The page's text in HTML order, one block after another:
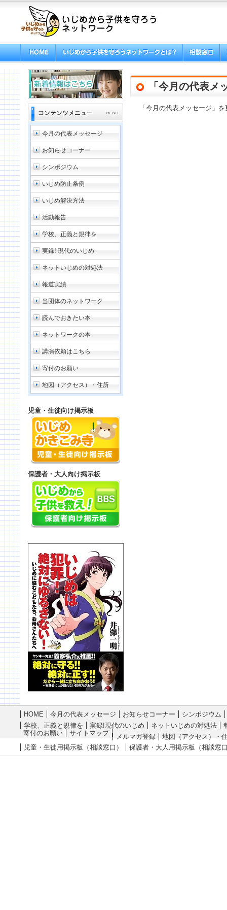
今月の代表メッセージ
お知らせコーナー
シンポジウム
いじめ防止条例
いじめ解決方法
活動報告
学校、正義と規律を
実録! 現代のいじめ
ネットいじめの対処法
報道実績
当団体のネットワーク
読んでおきたい本
ネットワークの本
講演依頼はこちら
寄付のお願い
地図（アクセス）・住所
児童・生徒向け掲示板
保護者・大人向け掲示板
「今月の代表メ
「今月の代表メッセージ」
HOME 今月の代表メッセージ お知らせコーナー
シンポジウム
学校、正義と規律を
実録!現代のいじめ ネットいじめの対処法
寄付のお願い
サイトマップ メルマガ登録
地図（アクセス）・
児童・生徒用掲示板（相談窓口）
保護者・大人用掲示板（相談窓